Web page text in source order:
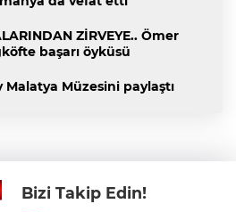
ZİRVEYE.. Ömer
başarı öyküsü
Malatya Müzesini paylaştı
Bizi Takip Edin!